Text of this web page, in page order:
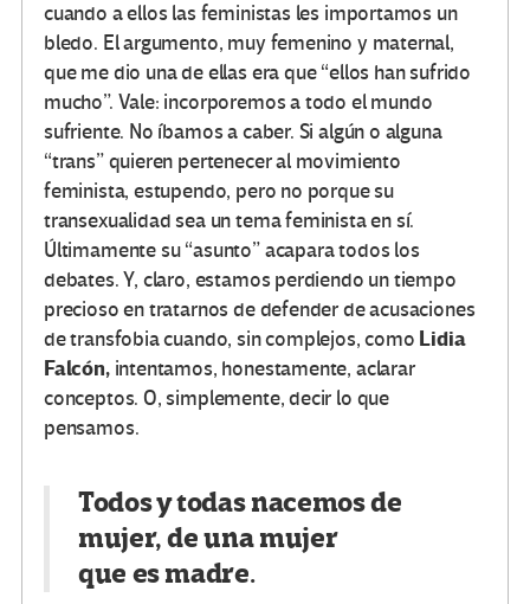
cuando a ellos las feministas les importamos un
bledo. El argumento, muy femenino y maternal,
que me dio una de ellas era que “ellos han sufrido
mucho”. Vale: incorporemos a todo el mundo
sufriente. No íbamos a caber. Si algún o alguna
“trans” quieren pertenecer al movimiento
feminista, estupendo, pero no porque su
transexualidad sea un tema feminista en sí.
Últimamente su “asunto” acapara todos los
debates. Y, claro, estamos perdiendo un tiempo
precioso en tratarnos de defender de acusaciones
de transfobia cuando, sin complejos, como Lidia
Falcón, intentamos, honestamente, aclarar
conceptos. O, simplemente, decir lo que
pensamos.
Todos y todas nacemos de
mujer, de una mujer
que esmadre.